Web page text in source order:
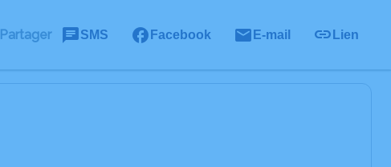
Partager SMS Facebook E-mail Lien